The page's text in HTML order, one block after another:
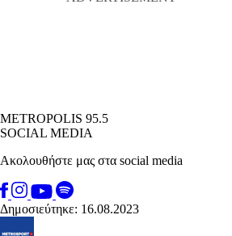
METROPOLIS 95.5
SOCIAL MEDIA
Ακολουθήστε μας στα social media
Δημοσιεύτηκε: 16.08.2023